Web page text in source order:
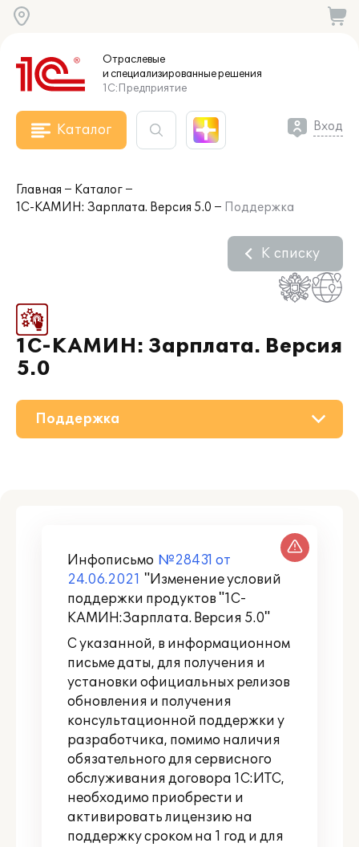
Отраслевые
и специализированныерешения
1С:Предприятие
Каталог Вход
Главная
Каталог
1С-КАМИН: Зарплата. Версия 5.0
Поддержка
1С-КАМИН: Зарплата. Версия
5.0
К списку
Поддержка
Партнерам
Инфописьмо №28431 от
24.06.2021 "Изменение условий
поддержки продуктов "1С-
КАМИН:Зарплата. Версия 5.0"
С указанной, в информационном
письме даты, для получения и
установки официальных релизов
обновления и получения
консультационной поддержки у
разработчика, помимо наличия
обязательного для сервисного
обслуживания договора 1С:ИТС,
необходимо приобрести и
активировать лицензию на
поддержку сроком на 1 год и для